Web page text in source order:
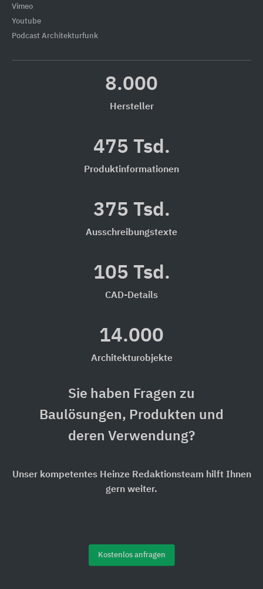
Vimeo
Youtube
Podcast Architekturfunk
8.000
Hersteller
475 Tsd.
Produktinformationen
375 Tsd.
Ausschreibungstexte
105 Tsd.
CAD-Details
14.000
Architekturobjekte
Sie haben Fragen zu
Baulösungen, Produkten und
deren Verwendung?
Unser kompetentes Heinze Redaktionsteam hilft Ihnen
gern weiter.
Kostenlos anfragen